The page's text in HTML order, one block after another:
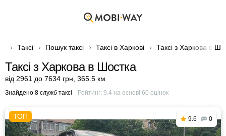
Таксі Пошук таксі Таксі в Харкові Таксі з Харкова в
Таксі з Харкова в Шостка
від 2961 до 7634 грн 365.5 км
Знайдено 8 служб таксі Рейтинг: 9.4на основі 60 оцінок
9.6 0